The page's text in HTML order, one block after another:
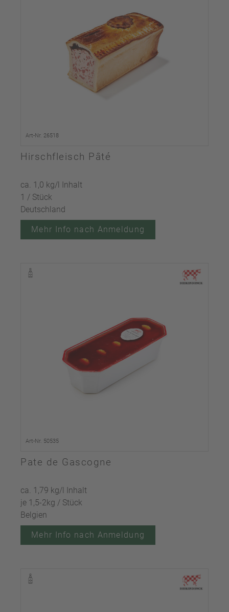
Art-Nr. 26518
Hirschfleisch Pâté
ca. 1,0 kg/l Inhalt
1 / Stück
Deutschland
Mehr Info nach Anmeldung
Art-Nr. 50535
Pate de Gascogne
ca. 1,79 kg/l Inhalt
je 1,5-2kg / Stück
Belgien
Mehr Info nach Anmeldung